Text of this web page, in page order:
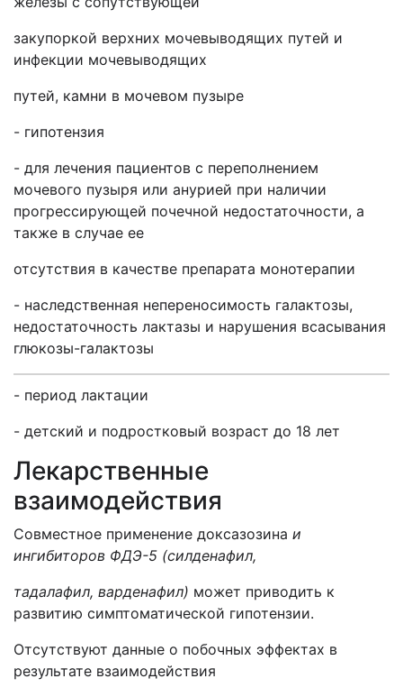
закупоркой верхних мочевыводящих путей и
инфекции мочевыводящих
путей, камни в мочевом пузыре
- гипотензия
- для лечения пациентов с переполнением
мочевого пузыря или анурией при наличии
прогрессирующей почечной недостаточности, а
также в случае ее
отсутствия в качестве препарата монотерапии
- наследственная непереносимость галактозы,
недостаточность лактазы и нарушения всасывания
глюкозы-галактозы
- период лактации
- детский и подростковый возраст до 18 лет
Лекарственные
взаимодействия
Совместное применение доксазозина и
ингибиторов ФДЭ-5 (силденафил,
тадалафил, варденафил) может приводить к
развитию симптоматической гипотензии.
Отсутствуют данные о побочных эффектах в
результате взаимодействия